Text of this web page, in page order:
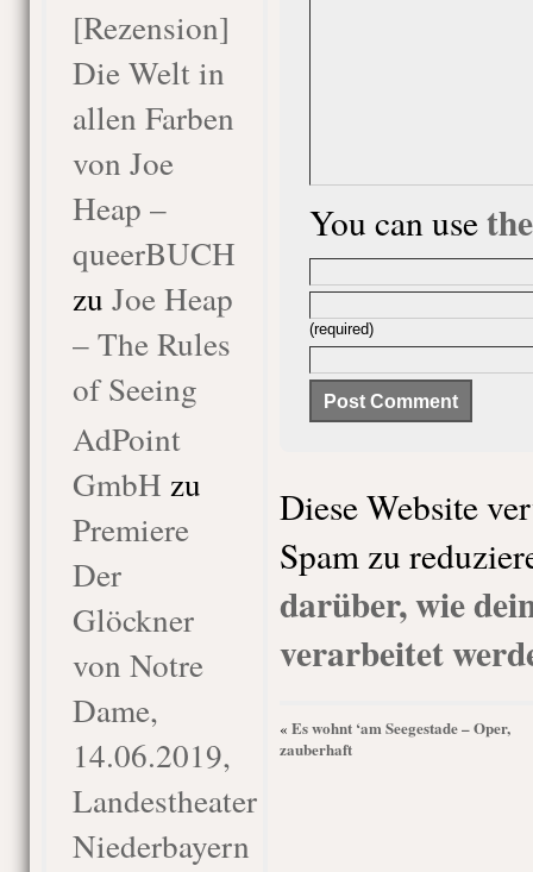
[Rezension]
Die Welt in
allen Farben
von Joe
Heap –
queerBUCH
zu Joe Heap
– The Rules
of Seeing
AdPoint
GmbH zu
Premiere
Der
Glöckner
von Notre
Dame,
14.06.2019,
Landestheater
Niederbayern
You can use
(required)
Diese Website
Spam zu
darüber, wie
verarbeitet
« Es wohnt ‘am Seegestade – Oper,
zauberhaft